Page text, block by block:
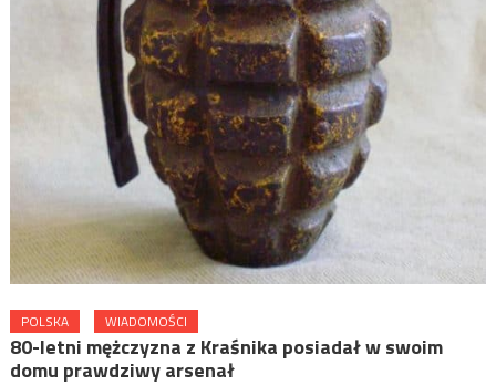
POLSKA WIADOMOŚCI
80-letni mężczyzna z Kraśnika posiadał w swoim
domu prawdziwy arsenał